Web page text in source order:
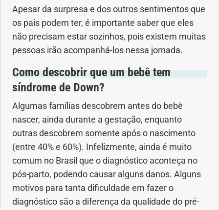
Imunidade
Medicia Alternativa
Ortopedia
Picada de Cobra
Problemas Cardíacos
Problemas de circulação
Problemas Hormonais
Apesar da surpresa e dos outros sentimentos que
os pais podem ter, é importante saber que eles
não precisam estar sozinhos, pois existem muitas
pessoas irão acompanhá-los nessa jornada.
Como descobrir que um bebê tem
síndrome de Down?
Algumas famílias descobrem antes do bebê
nascer, ainda durante a gestação, enquanto
outras descobrem somente após o nascimento
(entre 40% e 60%). Infelizmente, ainda é muito
comum no Brasil que o diagnóstico aconteça no
pós-parto, podendo causar alguns danos. Alguns
motivos para tanta dificuldade em fazer o
diagnóstico são a diferença da qualidade do pré-